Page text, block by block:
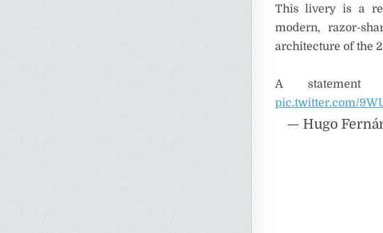
This livery is a
modern, razor-
architecture of the
A
pic.twitter.com/
— Hugo